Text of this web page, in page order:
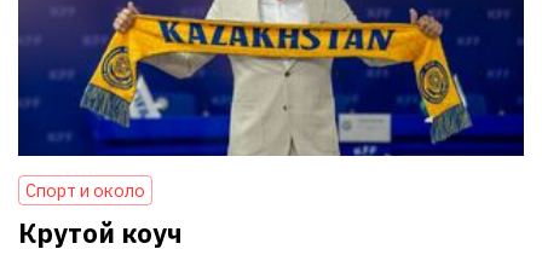
Спорт и около
Крутой коуч